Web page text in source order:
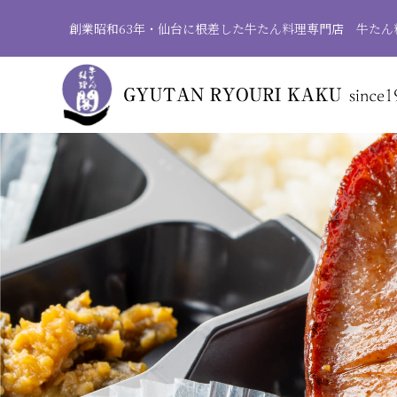
創業昭和63年・仙台に根差した牛たん料理専門店 牛たん